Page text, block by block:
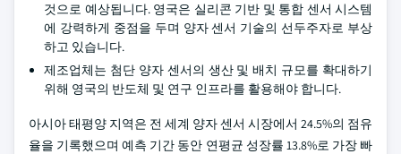
것으로 예상됩니다. 영국은 실리콘 기반 및 통합 센서 시스템
에 강력하게 중점을 두며 양자 센서 기술의 선두주자로 부상
하고 있습니다.
제조업체는 첨단 양자 센서의 생산 및 배치 규모를 확대하기
위해 영국의 반도체 및 연구 인프라를 활용해야 합니다.
아시아 태평양 지역은 전 세계 양자 센서 시장에서 24.5%의 점유
율을 기록했으며 예측 기간 동안 연평균 성장률 13.8%로 가장 빠